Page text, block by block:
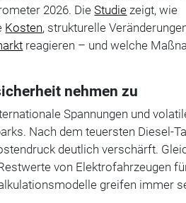
2026. DieStudie zeigt, wie
Kosten, strukturelle
reagieren – und welche
nehmen zu
Spannungen und
Nach dem teuersten Diesel-
deutlich verschärft.
von Elektrofahrzeugen
greifen immer